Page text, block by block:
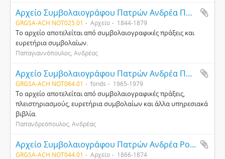
Αρχείο Συμβολαιογράφου Πατρών Ανδρέα Παπαγιαννόπουλου
GRGSA-ACH NOT025.01 Αρχείο 1844-1879
Το αρχείο αποτελείται από συμβολαιογραφικές πράξεις και
ευρετήρια συμβολαίων.
Παπαγιαννόπουλος, Ανδρέας
Αρχείο Συμβολαιογράφου Πατρών Ανδρέα Παπανδρεόπουλου
GRGSA-ACH NOT064.01 fonds 1965-1979
Το αρχείο αποτελείται από συμβολαιογραφικές πράξεις,
πλειστηριασμούς, ευρετήρια συμβολαίων και άλλα υπηρεσιακά
βιβλία.
Παπανδρεόπουλος, Ανδρέας
Αρχείο Συμβολαιογράφου Πατρών Ανδρέα Ροδόπουλου
GRGSA-ACH NOT044.01 Αρχείο 1866-1874